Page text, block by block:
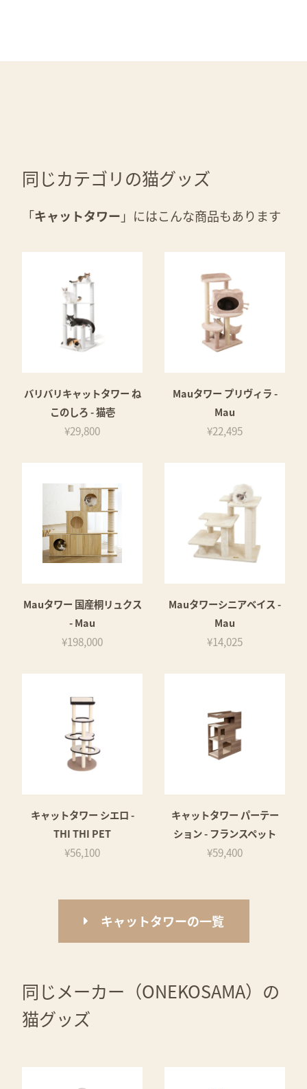
同じカテゴリの猫グッズ
「キャットタワー 」にはこんな商品もあります
バリバリキャットタワー ね
このしろ - 猫壱
¥29,800
Mauタワー プリヴィラ -
Mau
¥22,495
Mauタワー 国産桐リュクス
- Mau
¥198,000
Mauタワーシニアベイス -
Mau
¥14,025
キャットタワー シエロ -
THI THI PET
¥56,100
キャットタワー パーテー
ション - フランスペット
¥59,400
キャットタワーの一覧
同じメーカー（ONEKOSAMA）の
猫グッズ